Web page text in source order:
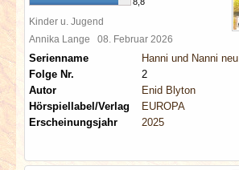
Kinder u. Jugend
Annika Lange 08. Februar 2026
Serienname
Hanni und Nanni neu
Folge Nr.
2
Autor
Enid Blyton
Hörspiellabel/Verlag
EUROPA
Erscheinungsjahr
2025